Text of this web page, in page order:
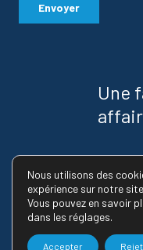
Une
© 2026 Maison
Nous utilisons des
expérience sur notre
Vous pouvez en savoir
dans les réglages.
Accepter